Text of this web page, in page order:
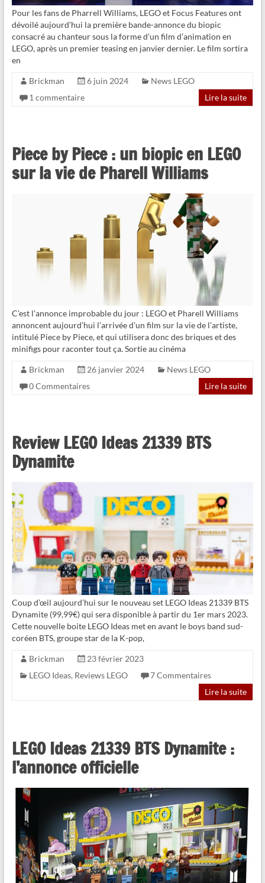
Pour les fans de Pharrell Williams, LEGO et Focus Features ont
dévoilé aujourd’hui la première bande-annonce du biopic
consacré au chanteur sous la forme d’un film d’animation en
LEGO, après un premier teasing en janvier dernier. Le film sortira
en
Brickman 6 juin 2024
News LEGO
1 commentaire
Lire la suite
Piece by Piece : un biopic en LEGO
sur la vie de Pharell Williams
C’est l’annonce improbable du jour : LEGO et Pharell Williams
annoncent aujourd’hui l’arrivée d’un film sur la vie de l’artiste,
intitulé Piece by Piece, et qui utilisera donc des briques et des
minifigs pour raconter tout ça. Sortie au cinéma
Brickman 26 janvier 2024
News LEGO
0 Commentaires
Lire la suite
Review LEGO Ideas 21339 BTS
Dynamite
Coup d’œil aujourd’hui sur le nouveau set LEGO Ideas 21339 BTS
Dynamite (99,99€) qui sera disponible à partir du 1er mars 2023.
Cette nouvelle boite LEGO Ideas met en avant le boys band sud-
coréen BTS, groupe star de la K-pop,
Brickman
23 février 2023
LEGO Ideas, Reviews LEGO
7 Commentaires
Lire la suite
LEGO Ideas 21339 BTS Dynamite :
l’annonce officielle